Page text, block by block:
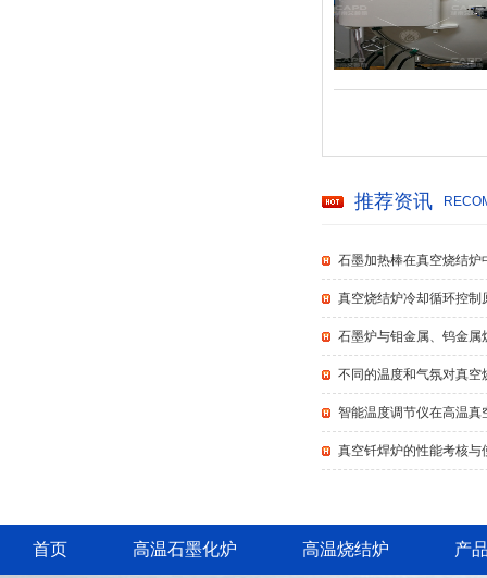
推荐资讯
石墨加热棒在真空烧结炉
真空烧结炉冷却循环控制
石墨炉与钼金属、钨金属
不同的温度和气氛对真空
智能温度调节仪在高温真
真空钎焊炉的性能考核与
首页 高温石墨化炉 高温烧结炉 产